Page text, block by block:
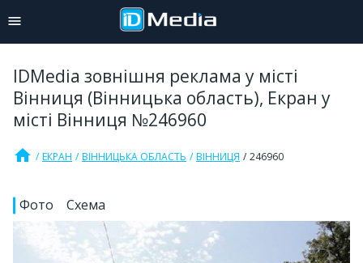
IDMedia зовнішня реклама у місті
Вінниця (Вінницька область), Екран у
місті Вінниця №246960
home ЕКРАН ВІННИЦЬКА ОБЛАСТЬ ВІННИЦЯ 246960
Фото Схема